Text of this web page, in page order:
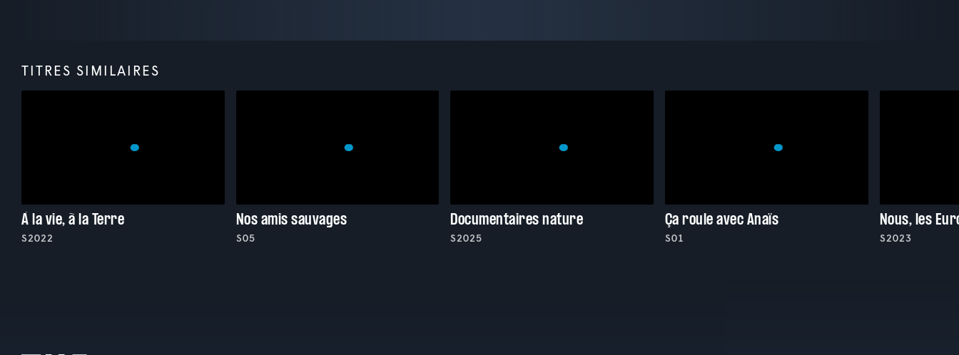
TITRES SIMILAIRES
À la vie, à la Terre
S2022
Nos amis sauvages
S05
Documentaires nature
S2025
Ça roule avec Anaïs
S01
Nous, les
S2023